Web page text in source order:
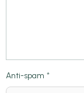
Anti-spam